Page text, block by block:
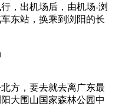
，出机场后，由机场-浏
东站，换乘到浏阳的长
方，要去就去离广东最
大围山国家森林公园中